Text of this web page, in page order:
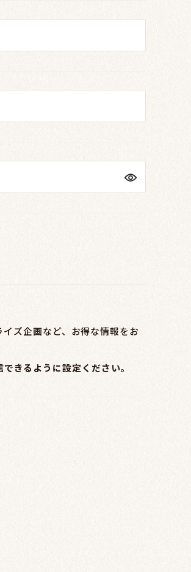
ズ企画など、お得な情報をお
きるように設定ください。